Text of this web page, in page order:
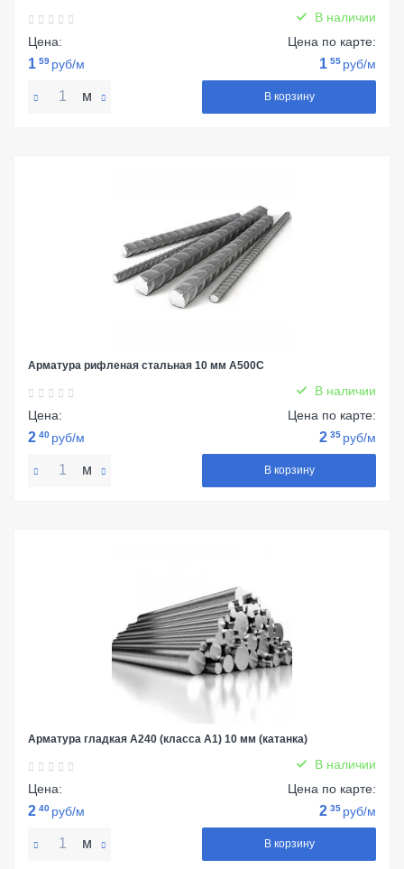
В наличии
Цена:
1 59 руб/м
Цена по карте:
1 55 руб/м
м В корзину
Арматура рифленая стальная 10 мм А500С
В наличии
Цена:
2 40 руб/м
Цена по карте:
2 35 руб/м
м В корзину
Арматура гладкая А240 (класса А1) 10 мм (катанка)
В наличии
Цена:
2 40 руб/м
Цена по карте:
2 35 руб/м
м В корзину